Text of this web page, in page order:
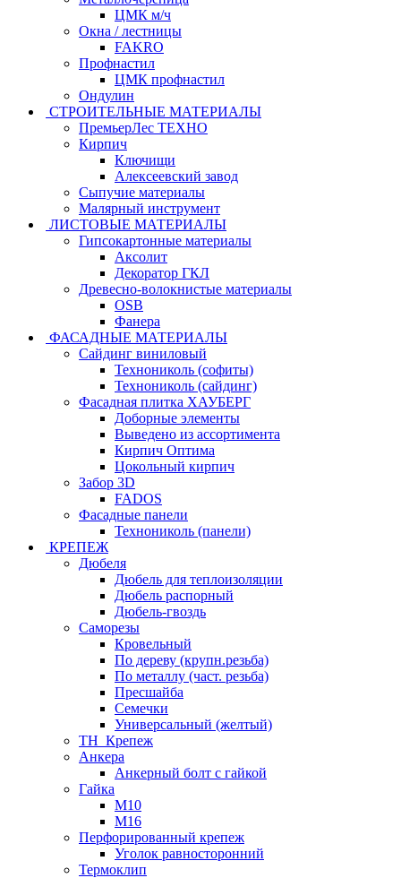
ЦМК м/ч
Окна / лестницы
FAKRO
Профнастил
ЦМК профнастил
Ондулин
СТРОИТЕЛЬНЫЕ МАТЕРИАЛЫ
ПремьерЛес ТЕХНО
Кирпич
Ключищи
Алексеевский завод
Сыпучие материалы
Малярный инструмент
ЛИСТОВЫЕ МАТЕРИАЛЫ
Гипсокартонные материалы
Аксолит
Декоратор ГКЛ
Древесно-волокнистые материалы
OSB
Фанера
ФАСАДНЫЕ МАТЕРИАЛЫ
Сайдинг виниловый
Технониколь (софиты)
Технониколь (сайдинг)
Фасадная плитка ХАУБЕРГ
Доборные элементы
Выведено из ассортимента
Кирпич Оптима
Цокольный кирпич
Забор 3D
FADOS
Фасадные панели
Технониколь (панели)
КРЕПЕЖ
Дюбеля
Дюбель для теплоизоляции
Дюбель распорный
Дюбель-гвоздь
Саморезы
Кровельный
По дереву (крупн.резьба)
По металлу (част. резьба)
Пресшайба
Семечки
Универсальный (желтый)
ТН_Крепеж
Анкера
Анкерный болт с гайкой
Гайка
М10
М16
Перфорированный крепеж
Уголок равносторонний
Термоклип